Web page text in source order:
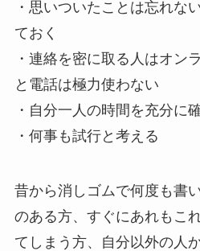
・思いついたことは忘れな
ておく
・連絡を密に取る人はオン
と電話は極力使わない
・自分一人の時間を充分に
・何事も試行と考える
昔から消しゴムで何度も書
のある方、すぐにあれもこ
てしまう方、自分以外の人